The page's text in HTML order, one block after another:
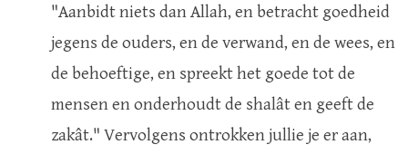
"Aanbidt niets dan Allah, en betracht goedheid
jegens de ouders, en de verwand, en de wees, en
de behoeftige, en spreekt het goede tot de
mensen en onderhoudt de shalât en geeft de
zakât." Vervolgens ontrokken jullie je er aan,